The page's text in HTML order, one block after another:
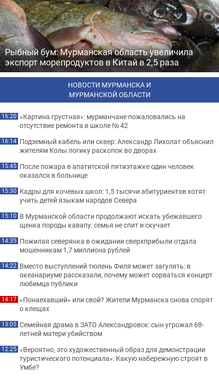
Рыбный бум: Мурманская область увеличила
экспорт морепродуктов в Китай в 2,5 раза
НОВОСТИ МУРМАНСКА И
МУРМАНСКОЙ ОБЛАСТИ
16:20 «Картина грустная»: мурманчане пожаловались на
отсутствие ремонта в школе № 42
16:14 Подземный кабель или сквер: Александр Лихолат объяснил
жителям Колы логику раскопок во дворах
15:45 После пожара в апатитской пятиэтажке один человек
оказался в больнице
15:30 Кадры для кочевых школ: 1,5 тысячи абитуриентов хотят
учить детей языкам народов Севера
15:10 В Мурманской области продолжают искать убежавшего
щенка породы кавапу: семья не спит и скучает
14:35 Пожилая северянка в ожидании сверхприбыли отдала
мошенникам 1,7 миллиона рублей
14:22 Вместо выступлений тюлень Филя может загулять: в
океанариуме рассказали, почему может сорваться концерт
любимца публики
14:17 «Понаехавший» или свой? Жители Мурманска снова спорят
о клещах
13:05 Семейная драма в ЗАТО Александровск: сын угрожал 68-
летней матери убийством
12:25 «Вероятно, это художественный образ для демонстрации
туристического потенциала»: Какую набережную строят в
Умбе?